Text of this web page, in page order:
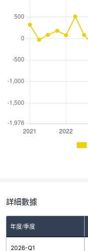
詳細數據
年度/季度
2026-Q1